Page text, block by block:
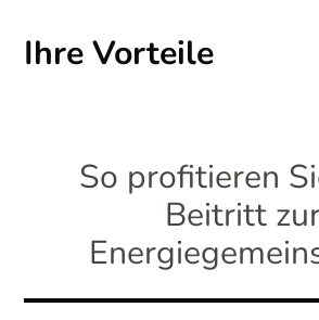
Ihre Vorteile
So profitieren
Beitritt